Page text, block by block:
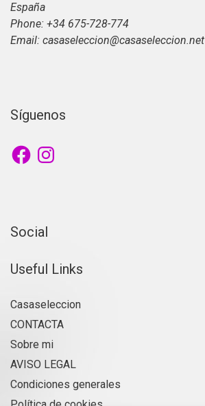
España
Phone: +34 675-728-774
Email: casaseleccion@casaseleccion.net
Síguenos
Social
Useful Links
Casaseleccion
CONTACTA
Sobre mi
AVISO LEGAL
Condiciones generales